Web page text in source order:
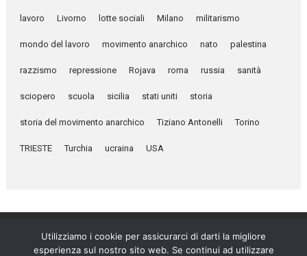
lavoro Livorno lotte sociali Milano militarismo
mondo del lavoro movimento anarchico nato palestina
razzismo repressione Rojava roma russia sanità
sciopero scuola sicilia stati uniti storia
storia del movimento anarchico Tiziano Antonelli Torino
TRIESTE Turchia ucraina USA
Utilizziamo i cookie per assicurarci di darti la migliore
esperienza sul nostro sito web. Se continui ad utilizzare